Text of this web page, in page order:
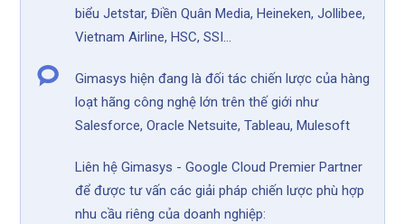
biểu Jetstar, Điền Quân Media, Heineken, Jollibee,
Vietnam Airline, HSC, SSI...
Gimasys hiện đang là đối tác chiến lược của hàng
loạt hãng công nghệ lớn trên thế giới như
Salesforce, Oracle Netsuite, Tableau, Mulesoft
Liên hệ Gimasys - Google Cloud Premier Partner
để được tư vấn các giải pháp chiến lược phù hợp
nhu cầu riêng của doanh nghiệp: